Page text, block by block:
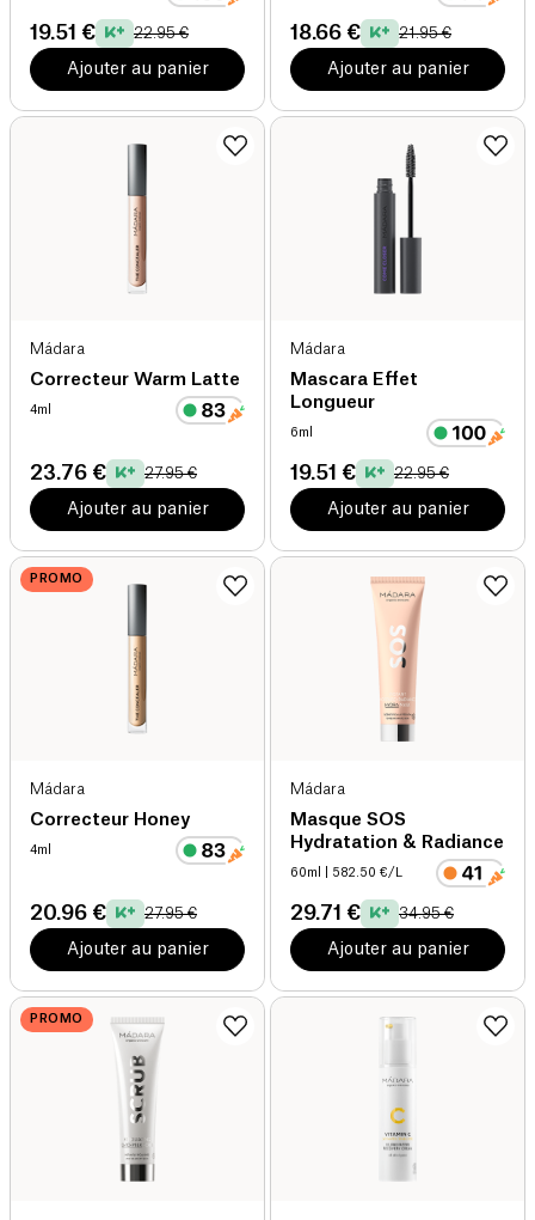
19.51 € 22.95 €
Ajouter au panier
18.66 € 21.95 €
Ajouter au panier
Mádara
Correcteur Warm Latte
4ml
23.76 € 27.95 €
Ajouter au panier
Mádara
Mascara Effet
Longueur
6ml
19.51 € 22.95 €
Ajouter au panier
PROMO
Mádara
Correcteur Honey
4ml
20.96 € 27.95 €
Ajouter au panier
Mádara
Masque SOS
Hydratation & Radiance
60ml | 582.50 €/L
29.71 € 34.95 €
Ajouter au panier
PROMO